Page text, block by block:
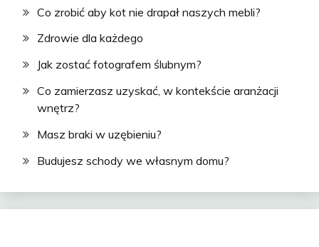
Co zrobić aby kot nie drapał naszych mebli?
Zdrowie dla każdego
Jak zostać fotografem ślubnym?
Co zamierzasz uzyskać, w kontekście aranżacji
wnętrz?
Masz braki w uzębieniu?
Budujesz schody we własnym domu?